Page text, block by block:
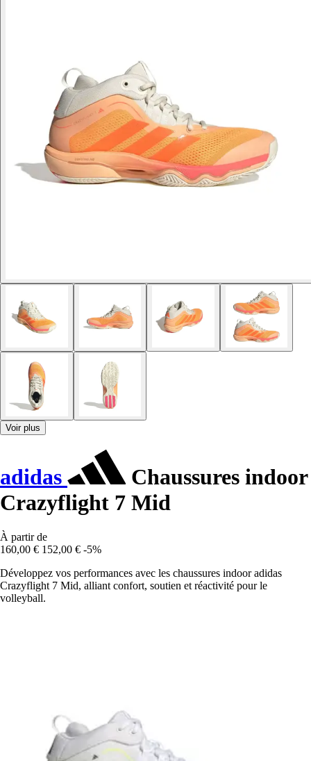
Voir plus
adidas
Chaussures indoor
Crazyflight 7 Mid
À partir de
160,00 € 152,00 € -5%
Développez vos performances avec les chaussures indoor adidas
Crazyflight 7 Mid, alliant confort, soutien et réactivité pour le
volleyball.